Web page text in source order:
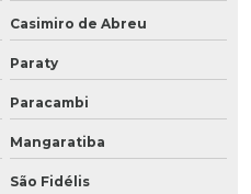
Casimiro de Abreu
Paraty
Paracambi
Mangaratiba
São Fidélis